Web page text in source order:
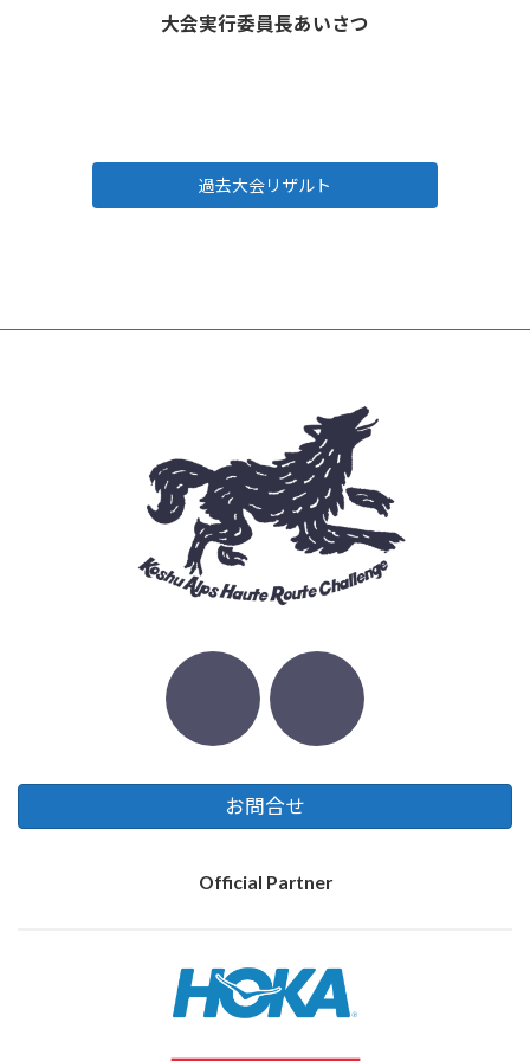
大会実行委員長あいさつ
過去大会リザルト
お問合せ
Official Partner